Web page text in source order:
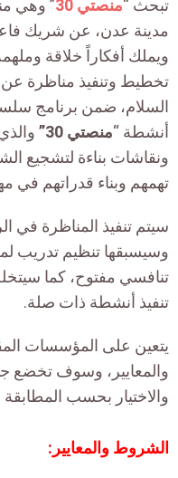
تبحث “منصتي 30
” وهي
مدينة عدن، عن شريك
ويملك أفكاراً خلاقة
تخطيط وتنفيذ مناظرة
السلام، ضمن برنامج
أنشطة “منصتي 30”
ونقاشات بناءة لتشجيع
تهمهم وبناء قدراتهم في
وسيسبقها تنظيم تدريب
تنافسي مفتوح، كما
تنفيذ أنشطة ذات صلة.
يتعين على المؤسسات
والمعايير، وسوف تخضع
والاختيار بحسب المطابقة
الشروط والمعايير: